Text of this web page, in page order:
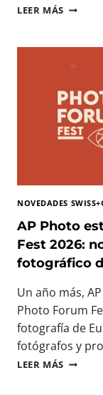
G
I
M
P
R
I
N
I
B
L
P
R
A
C
LEER MÁS
R
O
R
A
S
E
S
O
N
L
E
S
D
N
P
NOVEDADES
AP Photo
Fest 2026:
fotográfico
Un año más,
Photo Forum
fotografía de
fotógrafos y
LEER MÁS A